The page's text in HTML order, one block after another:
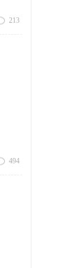
213
494